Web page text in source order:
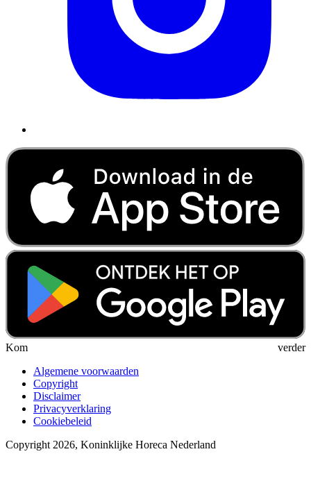
Kom verder
Algemene voorwaarden
Copyright
Disclaimer
Privacyverklaring
Cookiebeleid
Copyright 2026, Koninklijke Horeca Nederland